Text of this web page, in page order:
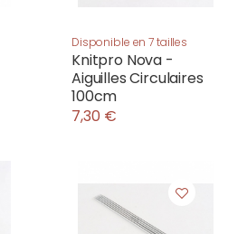
Disponible en 7 tailles
Knitpro Nova -
Aiguilles Circulaires
100cm
7,30 €